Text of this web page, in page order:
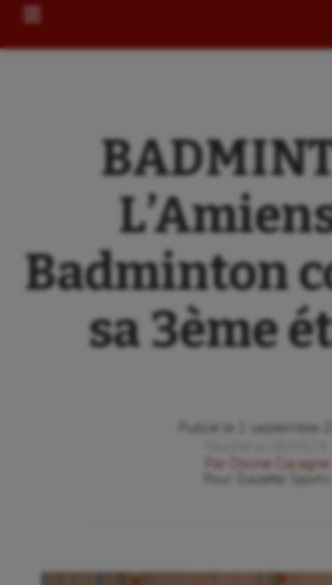
Badminton
sa 3ème
Publié le
1 septembre
Par
Dorine Cocagne
Gazette Sports